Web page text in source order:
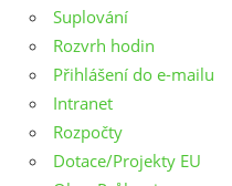
Suplování
Rozvrh hodin
Přihlášení do e-mailu
Intranet
Rozpočty
Dotace/Projekty EU